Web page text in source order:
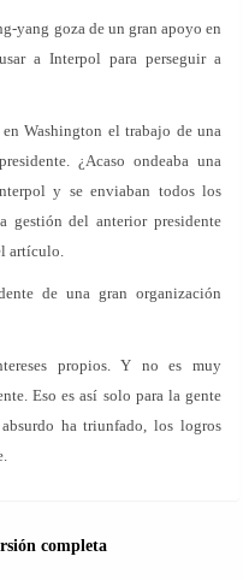
yang goza de un gran apoyo en
a Interpol para perseguir a
Washington el trabajo de una
¿Acaso ondeaba una
y se enviaban todos los
gestión del anterior presidente
artículo.
de una gran organización
propios. Y no es muy
Eso es así solo para la gente
ha triunfado, los logros
completa